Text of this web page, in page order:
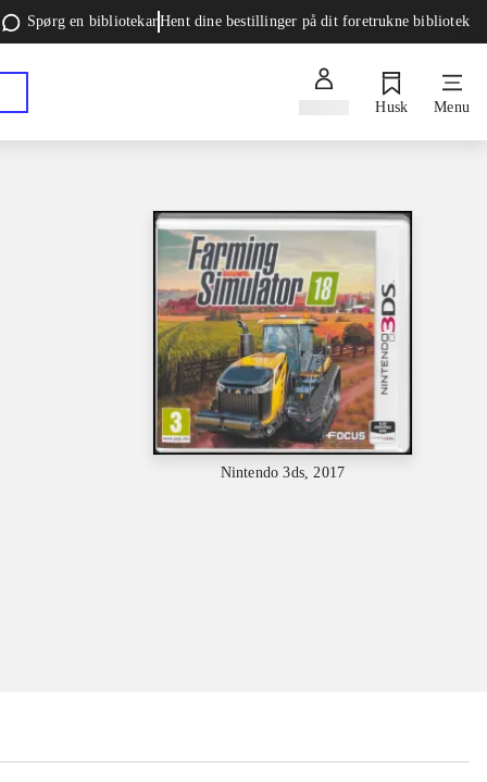
Spørg en bibliotekarHent dine bestillinger på dit foretrukne bibliotek
Husk Menu
Nintendo 3ds, 2017